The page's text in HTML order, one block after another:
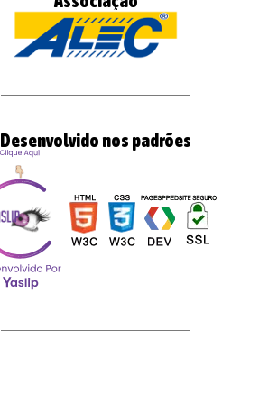
Locação de Cortadora de Piso No Abc
Locação de Duto para Entulho em Santo
Locação de Motor Vibrador
Locação de Placa Vibratória
Locação de Andaimes Na Zona
Locação de Andaimes Na Zona Oeste
Locação de Curvador de Tubo
Desenvolvido nos padrões